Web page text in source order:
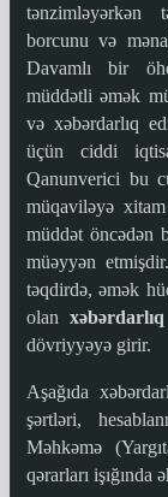
tənzimləyərkən
borcunu və
Davamlı bir
müddətli əmək
və xəbərdarlıq
üçün ciddi
Qanunverici bu
müqaviləyə
müddət öncədən
müəyyən
təqdirdə, əmək
olan
dövriyyəyə girir.
Aşağıda
şərtləri,
Məhkəmə
qərarları